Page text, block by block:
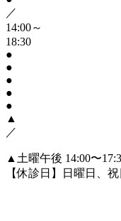
／
14:00～
18:30
●
●
●
●
●
▲
／
▲土曜午後 14:00〜
【休診日】日曜日、祝